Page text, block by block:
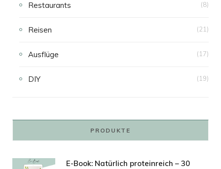
Restaurants (8)
Reisen (21)
Ausflüge (17)
DIY (19)
PRODUKTE
E-Book: Natürlich proteinreich – 30